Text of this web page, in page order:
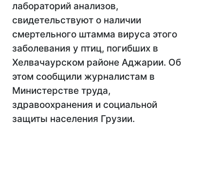
лабораторий анализов,
свидетельствуют о наличии
смертельного штамма вируса этого
заболевания у птиц, погибших в
Хелвачаурском районе Аджарии. Об
этом сообщили журналистам в
Министерстве труда,
здравоохранения и социальной
защиты населения Грузии.